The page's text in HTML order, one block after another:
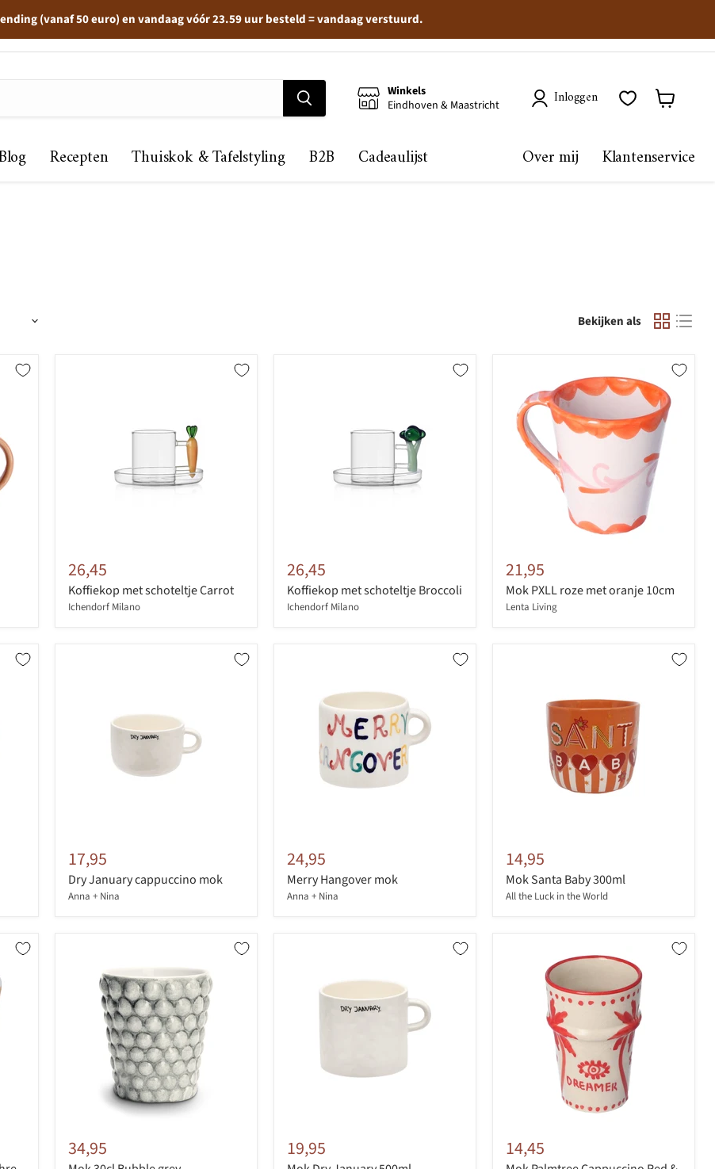
(vanaf 50 euro) en vandaag vóór 23.59 uur besteld = vandaag verstuurd.
Winkels
Eindhoven & Maastricht
Inloggen
Recepten Thuiskok & Tafelstyling B2B Cadeaulijst Over mij Klantenservice
Bekijken als
26,45
Koffiekop met schoteltje Carrot
Ichendorf Milano
26,45
Koffiekop met schoteltje Broccoli
Ichendorf Milano
21,95
Mok PXLL roze met oranje 10cm
Lenta Living
17,95
Dry January cappuccino mok
Anna + Nina
24,95
Merry Hangover mok
Anna + Nina
14,95
Mok Santa Baby 300ml
All the Luck in the World
34,95 19,95 14,45